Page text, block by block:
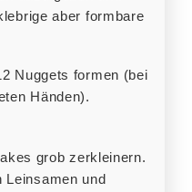
aber formbare
Händen).
Leinsamen und